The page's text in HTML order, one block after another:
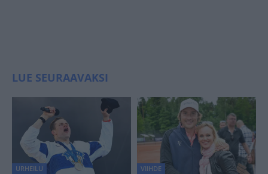
LUE SEURAAVAKSI
URHEILU VIIHDE